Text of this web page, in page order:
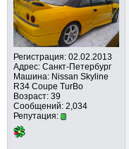
Регистрация: 02.02.2013
Адрес: Санкт-Петербург
Машина: Nissan Skyline
R34 Coupe TurBo
Возраст: 39
Сообщений: 2,034
Репутация: